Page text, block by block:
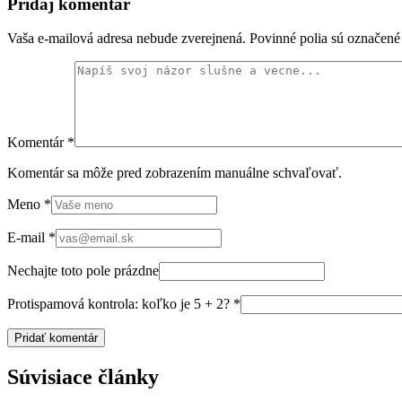
Vaša e-mailová adresa nebude zverejnená. Povinné polia sú označené
Komentár *
Komentár sa môže pred zobrazením manuálne schvaľovať.
Meno *
E-mail *
Nechajte toto pole prázdne
Protispamová kontrola: koľko je 5 + 2? *
Súvisiace články